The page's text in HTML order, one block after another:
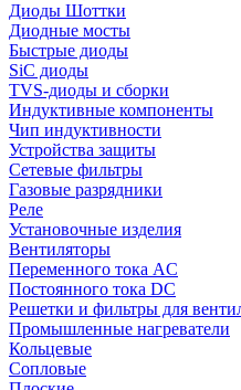
Диоды Шоттки
Диодные мосты
Быстрые диоды
SiC диоды
TVS-диоды и сборки
Индуктивные компоненты
Чип индуктивности
Устройства защиты
Сетевые фильтры
Газовые разрядники
Реле
Установочные изделия
Вентиляторы
Переменного тока AC
Постоянного тока DC
Решетки и фильтры для
Промышленные нагреватели
Кольцевые
Сопловые